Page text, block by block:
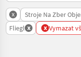
x Stroje Na Zber
Fliegl x x Vymazat